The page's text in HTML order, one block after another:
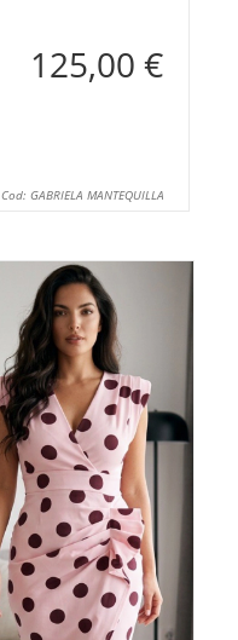
125,00 €
Cod: GABRIELA MANTEQUILLA